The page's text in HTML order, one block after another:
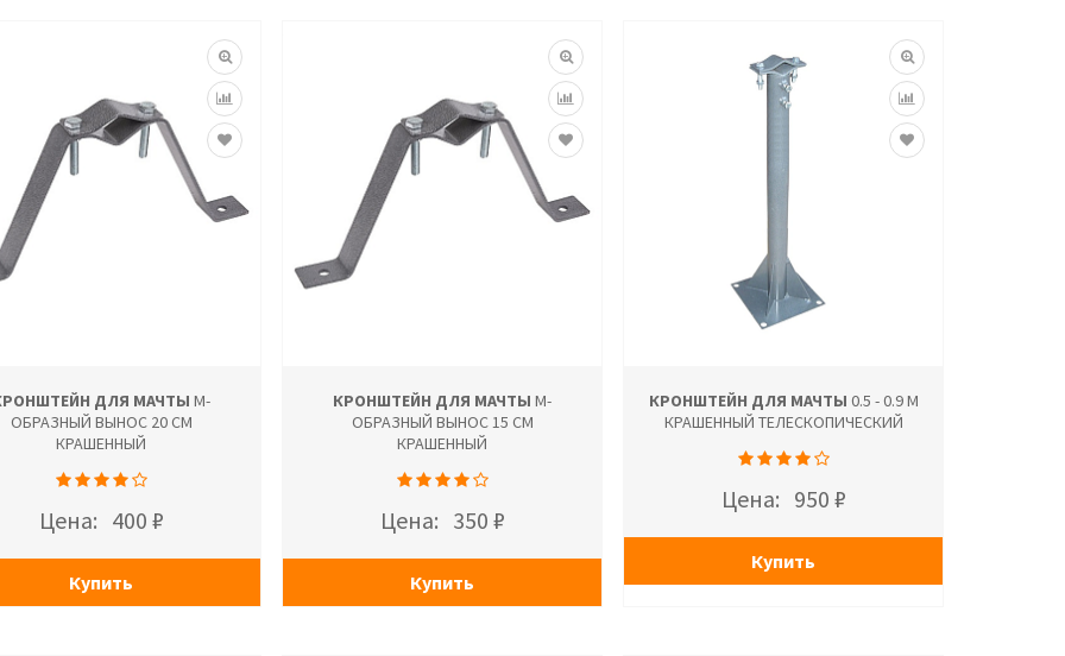
ДЛЯ МАЧТЫ М-
ОБРАЗНЫЙ ВЫНОС 20 СМ
КРАШЕННЫЙ
Цена: 400 ₽
Купить
КРОНШТЕЙН ДЛЯ МАЧТЫ М-
ОБРАЗНЫЙ ВЫНОС 15 СМ
КРАШЕННЫЙ
Цена: 350 ₽
Купить
КРОНШТЕЙН ДЛЯ МАЧТЫ 0.5 - 0.9 М
КРАШЕННЫЙ ТЕЛЕСКОПИЧЕСКИЙ
Цена: 950 ₽
Купить